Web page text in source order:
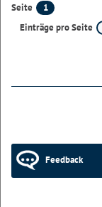
Seite
1
Einträge pro Seite
Feedback